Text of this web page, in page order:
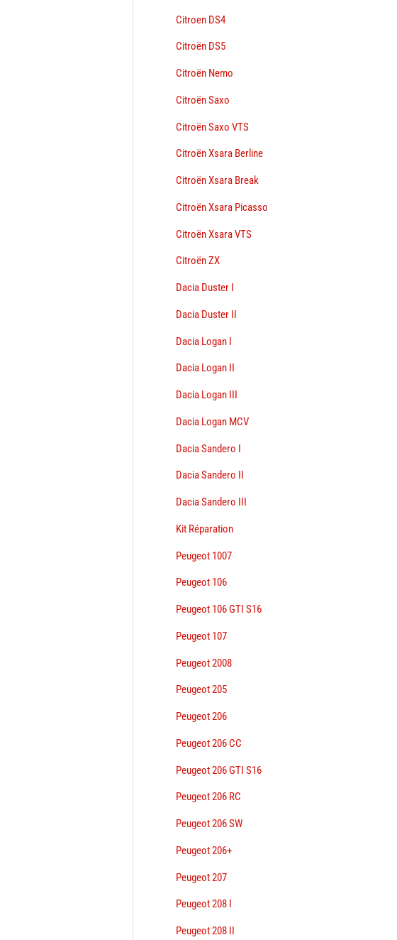
Citroen DS4
Citroën DS5
Citroën Nemo
Citroën Saxo
Citroën Saxo VTS
Citroën Xsara Berline
Citroën Xsara Break
Citroën Xsara Picasso
Citroën Xsara VTS
Citroën ZX
Dacia Duster I
Dacia Duster II
Dacia Logan I
Dacia Logan II
Dacia Logan III
Dacia Logan MCV
Dacia Sandero I
Dacia Sandero II
Dacia Sandero III
Kit Réparation
Peugeot 1007
Peugeot 106
Peugeot 106 GTI S16
Peugeot 107
Peugeot 2008
Peugeot 205
Peugeot 206
Peugeot 206 CC
Peugeot 206 GTI S16
Peugeot 206 RC
Peugeot 206 SW
Peugeot 206+
Peugeot 207
Peugeot 208 I
Peugeot 208 II